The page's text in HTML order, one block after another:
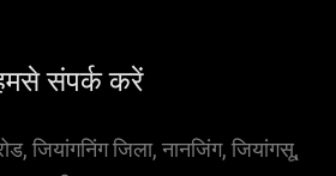
संपर्क करें
जियांगनिंग जिला, नानजिंग, जियांगसू,